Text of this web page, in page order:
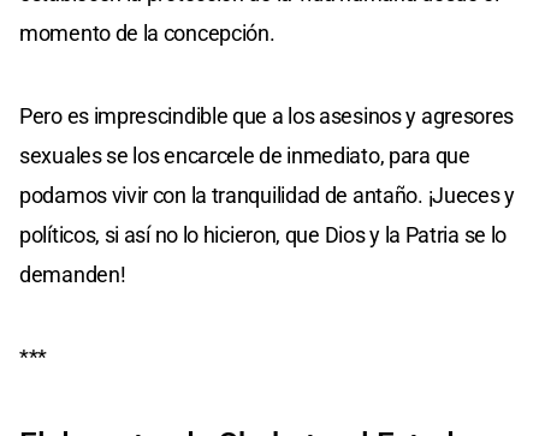
momento de la concepción.
Pero es imprescindible que a los asesinos y agresores
sexuales se los encarcele de inmediato, para que
podamos vivir con la tranquilidad de antaño. ¡Jueces y
políticos, si así no lo hicieron, que Dios y la Patria se lo
demanden!
***